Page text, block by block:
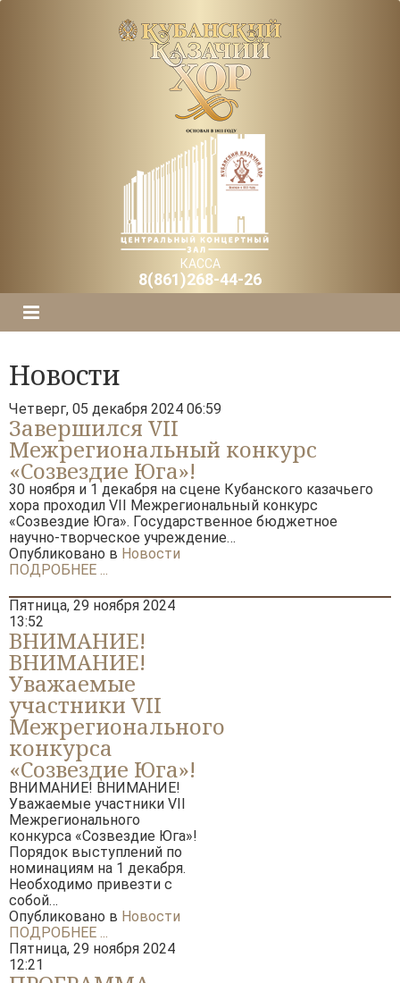
КАССА
8(861)268-44-26
ГЛАВНАЯ
КОЛЛЕКТИВЫ
КАЗАЧЬЯ ДУША
ОРКЕСТР КАМЕРНОЙ МУЗЫКИ БЛАГОВЕСТ
ФЕСТИВАЛИ
XIV ОТКРЫТЫЙ РЕГИОНАЛЬНЫЙ ПРАВОСЛАВНЫЙ
ЦЕРКОВНЫХ ХОРОВ «ГОСПОДИ, ВОЗЗВАХ…»
XX КРАЕВОЙ КОНКУРС НАРОДНЫХ ОБРЯДОВ «ЖИВАЯ
«XXVII КУБАНСКИЙ ФЕСТИВАЛЬ ПРАВОСЛАВНЫХ
«ВЕЧЕВОЙ КОЛОКОЛ»
VIII МЕЖРЕГИОНАЛЬНЫЙ КОНКУРС "СОЗВЕЗДИЕ ЮГА"
XXXVII КРАЕВОЙ ФЕСТИВАЛЬ ФОЛЬКЛОРА И
КУЛЬТУР «ЗОЛОТОЕ ЯБЛОКО»
VIII ОТКРЫТЫЙ КРАЕВОЙ КОНКУРС «ВИКТОР
МАЭСТРО»
XXXV КРАЕВОЙ ФЕСТИВАЛЬ ДЕТСКИХ
«КУБАНСКИЙ КАЗАЧОК»
VI ОТКРЫТЫЙ КРАЕВОЙ КОНКУРС «НАСЛЕДНИКИ
III КРАЕВОЙ ВОКАЛЬНЫЙ КОНКУРС «ГОЛОС КУБАНИ»
XXVIII ВСЕРОССИЙСКИЙ ФЕСТИВАЛЬ ФОЛЬКЛОРНЫХ
«КУБАНСКИЙ КАЗАЧОК»
XXII КУБАНСКИЙ ФЕСТИВАЛЬ ПРАВОСЛАВНОЙ
Новости
Четверг, 05 декабря 2024 06:59
Завершился VII
Межрегиональный конкурс
«Созвездие Юга»!
30 ноября и 1 декабря на сцене Кубанского казачьего
хора проходил VII Межрегиональный конкурс
«Созвездие Юга». Государственное бюджетное
научно-творческое учреждение…
Опубликовано в Новости
ПОДРОБНЕЕ ...
Пятница, 29 ноября 2024
13:52
ВНИМАНИЕ!
ВНИМАНИЕ!
Уважаемые
участники VII
Межрегионального
конкурса
«Созвездие Юга»!
ВНИМАНИЕ! ВНИМАНИЕ!
Уважаемые участники VII
Межрегионального
конкурса «Созвездие Юга»!
Порядок выступлений по
номинациям на 1 декабря.
Необходимо привезти с
собой…
Опубликовано в Новости
ПОДРОБНЕЕ ...
Пятница, 29 ноября 2024
12:21